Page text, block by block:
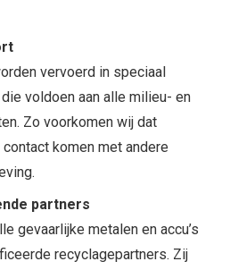
vervoerd in speciaal
voldoen aan alle milieu- en
Zo voorkomen wij dat
komen met andere
partners
gevaarlijke metalen en accu’s
recyclagepartners. Zij